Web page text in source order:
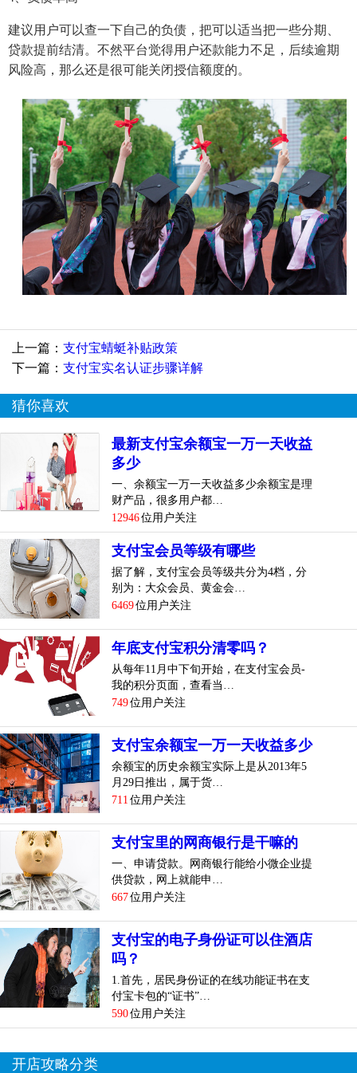
建议用户可以查一下自己的负债，把可以适当把一些分期、
贷款提前结清。不然平台觉得用户还款能力不足，后续逾期
风险高，那么还是很可能关闭授信额度的。
上一篇： 支付宝蜻蜓补贴政策
下一篇： 支付宝实名认证步骤详解
猜你喜欢
最新支付宝余额宝一万一天收益
多少
一、余额宝一万一天收益多少余额宝是理
财产品，很多用户都…
12946位用户关注
支付宝会员等级有哪些
据了解，支付宝会员等级共分为4档，分
别为：大众会员、黄金会…
6469位用户关注
年底支付宝积分清零吗？
从每年11月中下旬开始，在支付宝会员-
我的积分页面，查看当…
749位用户关注
支付宝余额宝一万一天收益多少
余额宝的历史余额宝实际上是从2013年5
月29日推出，属于货…
711 位用户关注
支付宝里的网商银行是干嘛的
一、申请贷款。网商银行能给小微企业提
供贷款，网上就能申…
667位用户关注
支付宝的电子身份证可以住酒店
吗？
1.首先，居民身份证的在线功能证书在支
付宝卡包的“证书”…
590位用户关注
开店攻略分类